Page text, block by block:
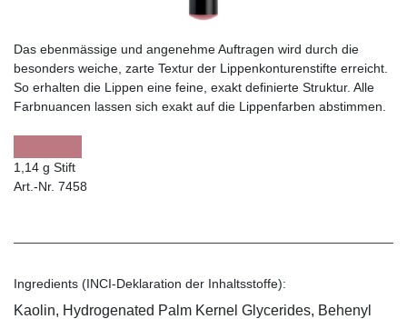
Das ebenmässige und angenehme Auftragen wird durch die
besonders weiche, zarte Textur der Lippenkonturenstifte erreicht.
So erhalten die Lippen eine feine, exakt definierte Struktur. Alle
Farbnuancen lassen sich exakt auf die Lippenfarben abstimmen.
1,14 g Stift
Art.-Nr. 7458
Ingredients (INCI-Deklaration der Inhaltsstoffe):
Kaolin, Hydrogenated Palm Kernel Glycerides, Behenyl